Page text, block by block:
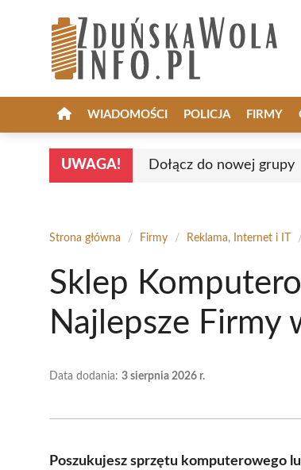
WIADOMOŚCI POLICJA FIRMY
UWAGA! Dołącz do nowej grupy
Strona główna / Firmy / Reklama, Internet i IT /
Sklep
Najlepsze Firmy
Data dodania: 3 sierpnia 2026 r.
Poszukujesz sprzętu komputerowego